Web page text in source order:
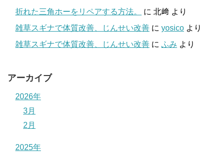
折れた三角ホーをリペアする方法。
に 北﨑 より
雑草スギナで体質改善、じんせい改善 に yosico より
雑草スギナで体質改善、じんせい改善 に ふみ より
アーカイブ
2026年
3月
2月
2025年